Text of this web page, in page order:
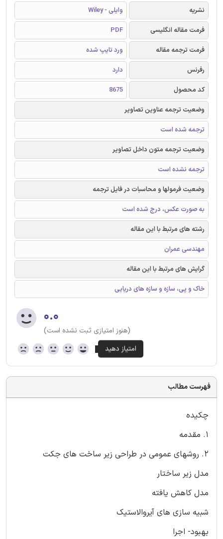
نشریه
وایلی - Wiley
فرمت مقاله انگلیسی
PDF
فرمت ترجمه مقاله
ورد تایپ شده
رفرنس
دارد
کد محصول
8675
وضعیت ترجمه عناوین تصاویر
ترجمه شده است
وضعیت ترجمه متون داخل تصاویر
ترجمه نشده است
وضعیت فرمولها و محاسبات در فایل ترجمه
به صورت عکس، درج شده است
رشته های مرتبط با این مقاله
مهندسی عمران
گرایش های مرتبط با این مقاله
خاک و پی، سازه و سازه های دریایی
۰.۰
(هنوز امتیازی ثبت نشده است)
فهرست مطالب
چکیده
1. مقدمه
2. روشهای عمومی در طراحی زیر ساخت های جکت
مدل زیر ساختار
مدل کاهش یافته
شبیه سازی های آیروالاستیک
بهبود- اجرا